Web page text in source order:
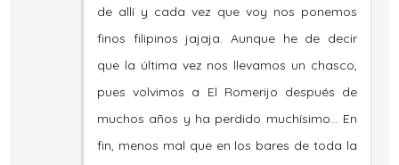
de allí y cada vez que voy nos ponemos
finos filipinos jajaja. Aunque he de decir
que la última vez nos llevamos un chasco,
pues volvimos a El Romerijo después de
muchos años y ha perdido muchísimo... En
fin, menos mal que en los bares de toda la